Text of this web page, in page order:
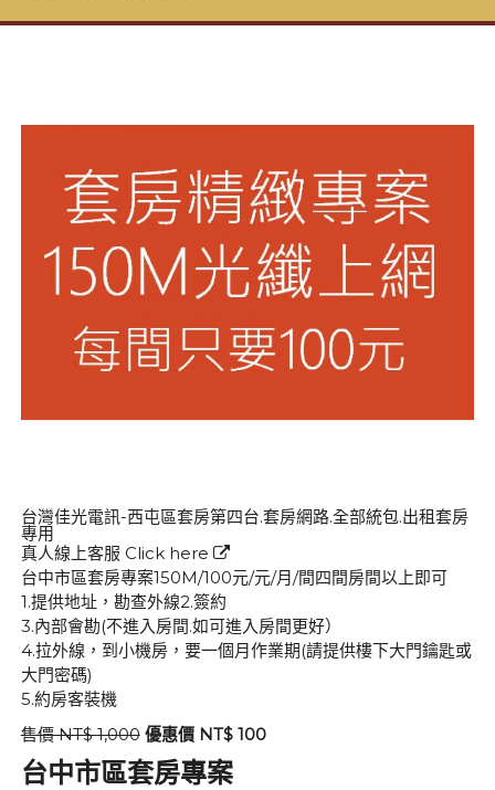
台灣佳光電訊-西屯區套房第四台.套房網路.全部統包.出租套房
專用
真人線上客服 Click here
台中市區套房專案150M/100元/元/月/間四間房間以上即可
1.提供地址，勘查外線2.簽約
3.內部會勘(不進入房間.如可進入房間更好）
4.拉外線，到小機房，要一個月作業期(請提供樓下大門鑰匙或
大門密碼)
5.約房客裝機
售價 NT$ 1,000 優惠價 NT$ 100
台中市區套房專案